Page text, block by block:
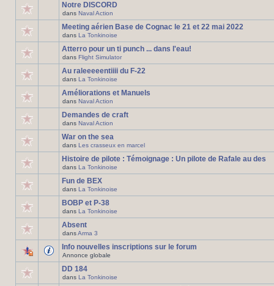
Notre DISCORD
dans Naval Action
Meeting aérien Base de Cognac le 21 et 22 mai 2022
dans La Tonkinoise
Atterro pour un ti punch ... dans l'eau!
dans Flight Simulator
Au raleeeeentiiii du F-22
dans La Tonkinoise
Améliorations et Manuels
dans Naval Action
Demandes de craft
dans Naval Action
War on the sea
dans Les crasseux en marcel
Histoire de pilote : Témoignage : Un pilote de Rafale au des
dans La Tonkinoise
Fun de BEX
dans La Tonkinoise
BOBP et P-38
dans La Tonkinoise
Absent
dansArma 3
Info nouvelles inscriptions sur le forum
Annonce globale
DD 184
dans La Tonkinoise